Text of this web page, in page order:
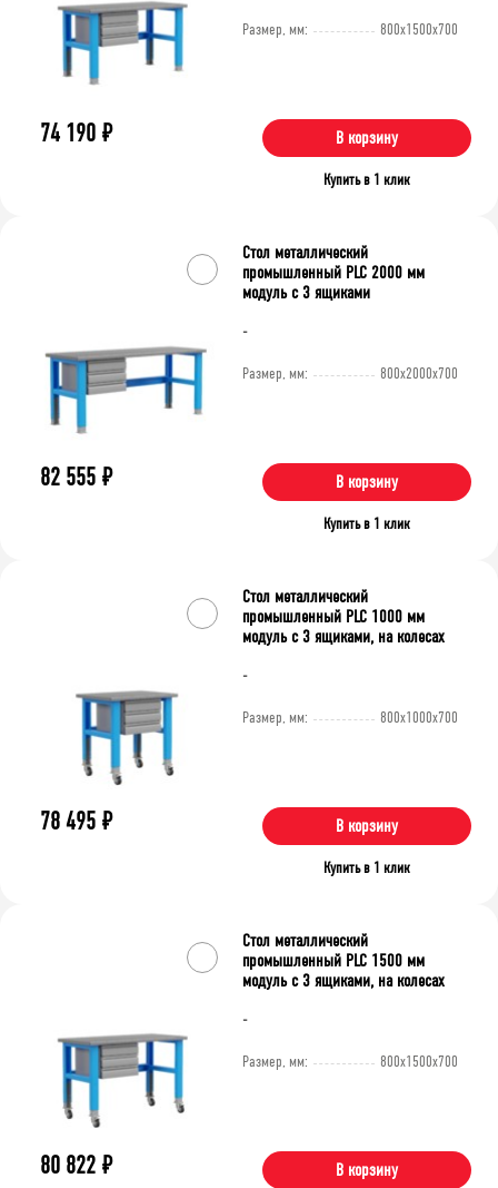
Размер, мм: 800x1500x700
74 190 ₽ В корзину
Купить в 1 клик
-
Стол металлический
промышленный PLC 2000 мм
модуль с 3 ящиками
Размер, мм: 800x2000x700
82 555 ₽ В корзину
Купить в 1 клик
-
Стол металлический
промышленный PLC 1000 мм
модуль с 3 ящиками, на колесах
Размер, мм: 800x1000x700
78 495 ₽ В корзину
Купить в 1 клик
-
Стол металлический
промышленный PLC 1500 мм
модуль с 3 ящиками, на колесах
Размер, мм: 800x1500x700
80 822 ₽ В корзину